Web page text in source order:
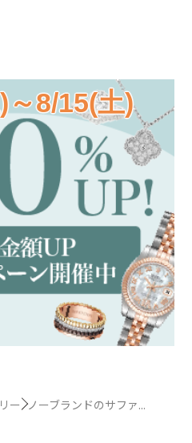
～8/15(土)
ー ノーブランドのサファ...